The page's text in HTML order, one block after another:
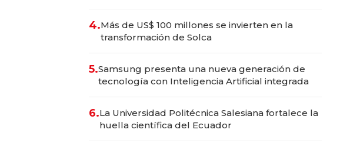
4.Más de US$ 100 millones se invierten en la
transformación de Solca
5.Samsung presenta una nueva generación de
tecnología con Inteligencia Artificial integrada
6.La Universidad Politécnica Salesiana fortalece la
huella científica del Ecuador